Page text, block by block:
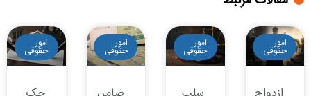
امور
حقوقی
امور
حقوقی
امور
حقوقی
امور
حقوقی